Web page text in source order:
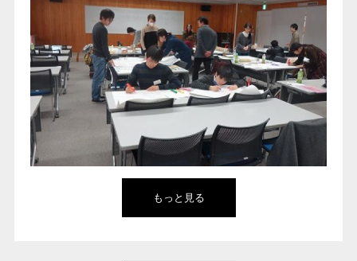
もっと見る